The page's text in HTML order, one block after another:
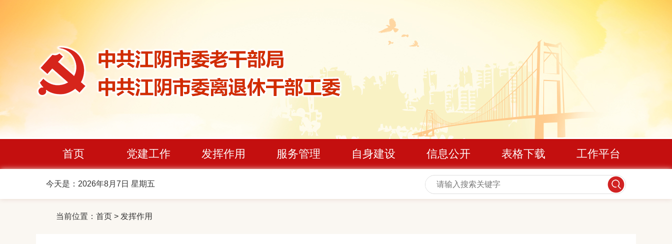
首页 党建工作 发挥作用 服务管理 自身建设 信息公开 表格下载 工作平台
今天是：2026年8月7日 星期五
当前位置： 首页 > 发挥作用